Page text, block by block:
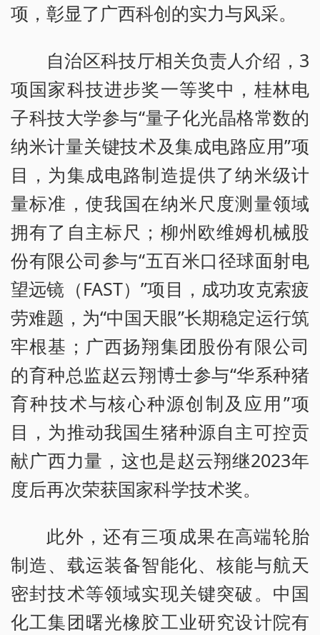
项，彰显了广西科创的实力与风采。
自治区科技厅相关负责人介绍，3
项国家科技进步奖一等奖中，桂林电
子科技大学参与“量子化光晶格常数的
纳米计量关键技术及集成电路应用”项
目，为集成电路制造提供了纳米级计
量标准，使我国在纳米尺度测量领域
拥有了自主标尺；柳州欧维姆机械股
份有限公司参与“五百米口径球面射电
望远镜（FAST）”项目，成功攻克索疲
劳难题，为“中国天眼”长期稳定运行筑
牢根基；广西扬翔集团股份有限公司
的育种总监赵云翔博士参与“华系种猪
育种技术与核心种源创制及应用”项
目，为推动我国生猪种源自主可控贡
献广西力量，这也是赵云翔继2023年
度后再次荣获国家科学技术奖。
此外，还有三项成果在高端轮胎
制造、载运装备智能化、核能与航天
密封技术等领域实现关键突破。中国
化工集团曙光橡胶工业研究设计院有